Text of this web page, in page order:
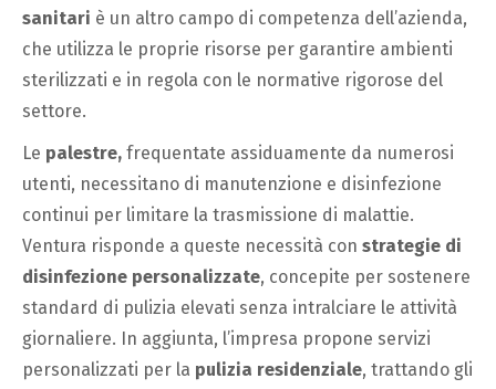
sanitari è un altro campo di competenza dell’azienda,
che utilizza le proprie risorse per garantire ambienti
sterilizzati e in regola con le normative rigorose del
settore.
Le palestre, frequentate assiduamente da numerosi
utenti, necessitano di manutenzione e disinfezione
continui per limitare la trasmissione di malattie.
Ventura risponde a queste necessità con strategie di
disinfezione personalizzate, concepite per sostenere
standard di pulizia elevati senza intralciare le attività
giornaliere. In aggiunta, l’impresa propone servizi
personalizzati per la pulizia residenziale, trattando gli